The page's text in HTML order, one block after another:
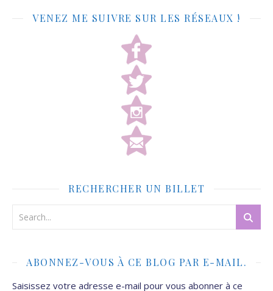
VENEZ ME SUIVRE SUR LES RÉSEAUX !
RECHERCHER UN BILLET
ABONNEZ-VOUS À CE BLOG PAR E-MAIL.
Saisissez votre adresse e-mail pour vous abonner à ce